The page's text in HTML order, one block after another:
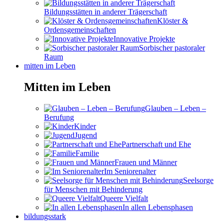
Bildungsstätten in anderer Trägerschaft
Klöster &
Ordensgemeinschaften
Innovative Projekte
Sorbischer pastoraler
Raum
mitten im Leben
Mitten im Leben
Glauben – Leben –
Berufung
Kinder
Jugend
Partnerschaft und Ehe
Familie
Frauen und Männer
Im Seniorenalter
Seelsorge
für Menschen mit Behinderung
Queere Vielfalt
In allen Lebensphasen
bildungsstark